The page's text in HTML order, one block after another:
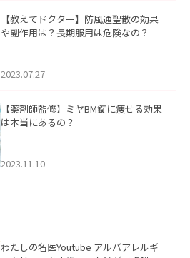
【教えてドクター】防風通聖散の効果
や副作用は？長期服用は危険なの？
2023.07.27
【薬剤師監修】ミヤBM錠に痩せる効果
は本当にあるの？
2023.11.10
わたしの名医Youtube アルバアレルギ